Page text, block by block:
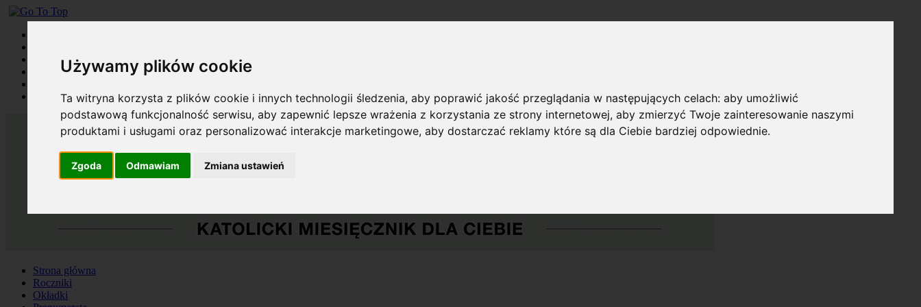
Używamy plików cookie
Ta witryna korzysta z plików cookie i innych technologii śledzenia, aby poprawić jakość przeglądania w następujących celach:aby umożliwić
podstawową funkcjonalność serwisu,aby zapewnić lepsze wrażenia z korzystania ze strony internetowej,aby zmierzyć Twoje zainteresowanie naszymi
produktami i usługami oraz personalizować interakcje marketingowe,aby dostarczać reklamy które są dla Ciebie bardziej odpowiednie.
Zgoda Odmawiam Zmiana ustawień
Okładki
Prenumerata
Szukaj
Strona główna
Roczniki
Okładki